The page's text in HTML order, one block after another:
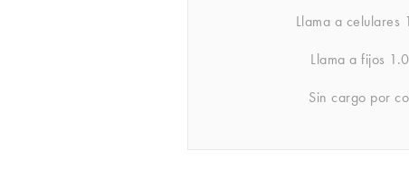
Llama a celulares
Llama a fijos
Sin cargo por